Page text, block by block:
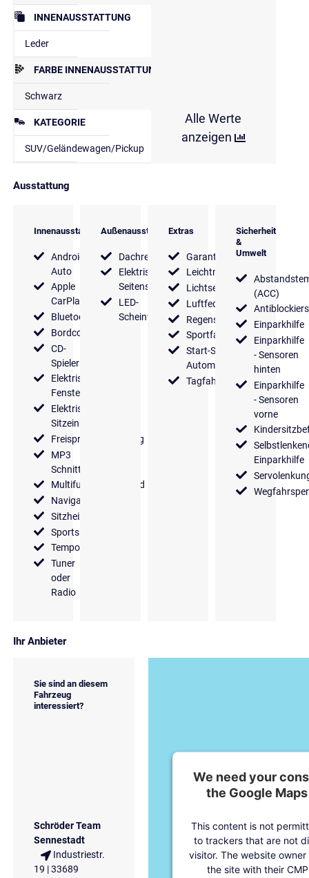
INNENAUSSTATTUNG
Leder
FARBE INNENAUSSTATTUNG
Schwarz
KATEGORIE
SUV/Geländewagen/Pickup
Alle Werte
anzeigen
Ausstattung
Innenausstattung
Android
Auto
Apple
CarPlay
Bluetooth
Bordcomputer
CD-
Spieler
Elektrische
Fensterheber
Elektrische
Sitzeinstellung
Freisprecheinrichtung
MP3
Schnittstelle
Multifunktionslenkrad
Navigationssystem
Sitzheizung
Sportsitze
Tempomat
Tuner
oder
Radio
Außenausstattung
Dachreling
Elektrische
Seitenspiegel
LED-
Scheinwerfer
Extras
Garantie
Leichtmetallfelgen
Lichtsensor
Luftfederung
Regensensor
Sportfahrwerk
Start-Stop
Automatik
Tagfahrlicht
Sicherheit
&
Umwelt
(ACC)
Einparkhilfe
Einparkhilfe
- Sensoren
hinten
Einparkhilfe
- Sensoren
vorne
Einparkhilfe
Ihr Anbieter
Sie sind an diesem
Fahrzeug
interessiert?
Schröder Team
Sennestadt
Industriestr.
19 | 33689
We need your
the Google
This content is not
to trackers that are not
visitor. The website
the site with their